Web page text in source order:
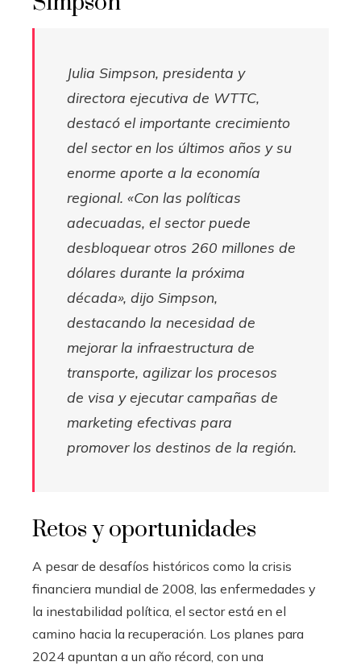
Julia Simpson, presidenta y
directora ejecutiva de WTTC,
destacó el importante crecimiento
del sector en los últimos años y su
enorme aporte a la economía
regional. «Con las políticas
adecuadas, el sector puede
desbloquear otros 260 millones de
dólares durante la próxima
década», dijo Simpson,
destacando la necesidad de
mejorar la infraestructura de
transporte, agilizar los procesos
de visa y ejecutar campañas de
marketing efectivas para
promover los destinos de la región.
Retos y oportunidades
A pesar de desafíos históricos como la crisis
financiera mundial de 2008, las enfermedades y
la inestabilidad política, el sector está en el
camino hacia la recuperación. Los planes para
2024 apuntan a un año récord, con una